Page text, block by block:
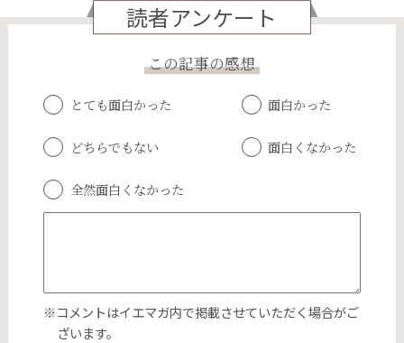
読者アンケート
この記事の感想
とても面白かった 面白かった
どちらでもない 面白くなかった
全然面白くなかった
※コメントはイエマガ内で掲載させていただく場合がご
ざいます。